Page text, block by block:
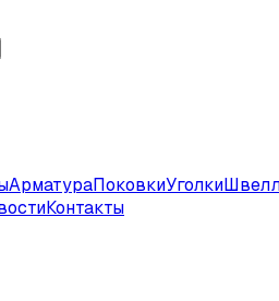
АрматураПоковкиУголки
Контакты